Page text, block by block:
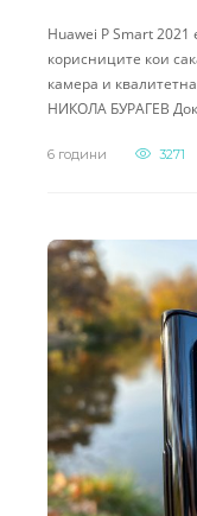
Huawei P Smart
корисниците кои
камера и
НИКОЛА БУРАГЕВ
6 години 3271